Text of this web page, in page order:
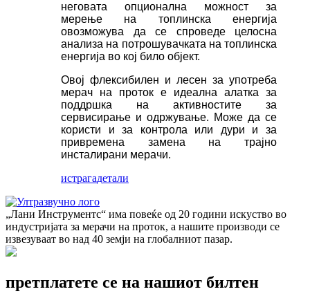
неговата опционална можност за
мерење на топлинска енергија
овозможува да се спроведе целосна
анализа на потрошувачката на топлинска
енергија во кој било објект.
Овој флексибилен и лесен за употреба
мерач на проток е идеална алатка за
поддршка на активностите за
сервисирање и одржување. Може да се
користи и за контрола или дури и за
привремена замена на трајно
инсталирани мерачи.
истрагадетали
„Лани Инструментс“ има повеќе од 20 години искуство во
индустријата за мерачи на проток, а нашите производи се
извезуваат во над 40 земји на глобалниот пазар.
претплатете се на нашиот билтен